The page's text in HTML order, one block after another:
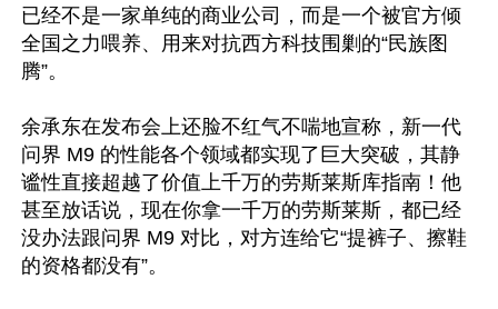
已经不是一家单纯的商业公司，而是一个被官方倾
全国之力喂养、用来对抗西方科技围剿的“民族图
腾”。
余承东在发布会上还脸不红气不喘地宣称，新一代
问界 M9 的性能各个领域都实现了巨大突破，其静
谧性直接超越了价值上千万的劳斯莱斯库指南！他
甚至放话说，现在你拿一千万的劳斯莱斯，都已经
没办法跟问界 M9 对比，对方连给它“提裤子、擦鞋
的资格都没有”。